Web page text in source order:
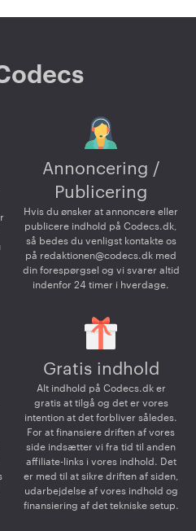
Annoncering /
Publicering
Hvis du ønsker at annoncere eller
publicere indhold på Codecs.dk,
så bedes du venligst kontakte os
på redaktionen@codecs.dk med
din forespørgsel og vi svarer altid
indenfor 24 timer i hverdage.
Gratis indhold
Alt indhold på Codecs.dk er
gratis at tilgå og det er vores
intention at det forbliver således.
For at finansiere driften af vores
side indsætter vi fra tid til anden
affiliate-links i vores indhold. Det
er med til at sikre driften af siden,
udarbejdelse af vores indhold og
finansiering af det tekniske setup.